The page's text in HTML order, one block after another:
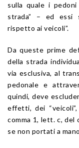
sulla quale i
strada” – ed essi
rispetto ai veicoli”.
Da queste prime
della strada
via esclusiva, al
pedonale e
quindi, deve
effetti, dei
comma 1, lett. c, del
se non portati a